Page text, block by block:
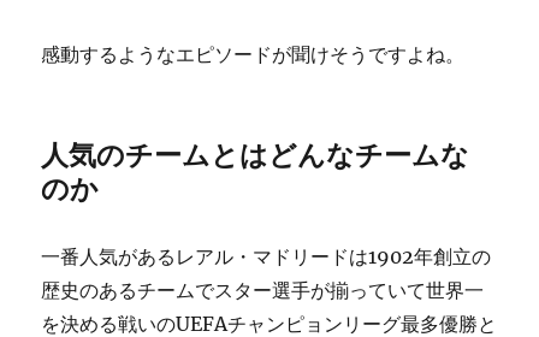
感動するようなエピソードが聞けそうですよね。
人気のチームとはどんなチームな
のか
一番人気があるレアル・マドリードは1902年創立の
歴史のあるチームでスター選手が揃っていて世界一
を決める戦いのUEFAチャンピョンリーグ最多優勝と